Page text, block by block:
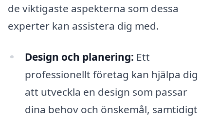
de viktigaste aspekterna som dessa
experter kan assistera dig med.
Design och planering: Ett
professionellt företag kan hjälpa dig
att utveckla en design som passar
dina behov och önskemål, samtidigt